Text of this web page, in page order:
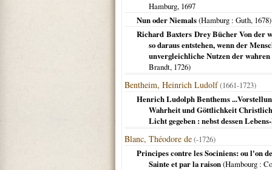
Hamburg, 1697
Nun oder Niemals(Hamburg : Guth, 1678)
Richard Baxters Drey Bücher Von der
so daraus entstehen, wenn der
unvergleichliche Nutzen der
Brandt, 1726)
Bentheim, Heinrich Ludolf(1661-1723)
Henrich Ludolph Benthems
Wahrheit und Göttlichkeit
Licht gegeben : nebst dessen
Blanc, Théodore de(-1726)
Principes contre les Sociniens: ou l'on
Sainte et par la raison(Hambourg :